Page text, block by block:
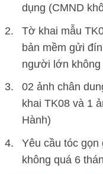
dụng (CMND
Tờ khai mẫu
bản mềm gửi
người lớn không
02 ảnh chân
khai TK08 và 1
Hành)
Yêu cầu tóc gọn
không quá 6